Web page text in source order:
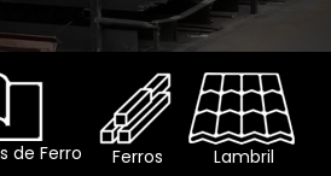
de Ferro Ferros Lambril